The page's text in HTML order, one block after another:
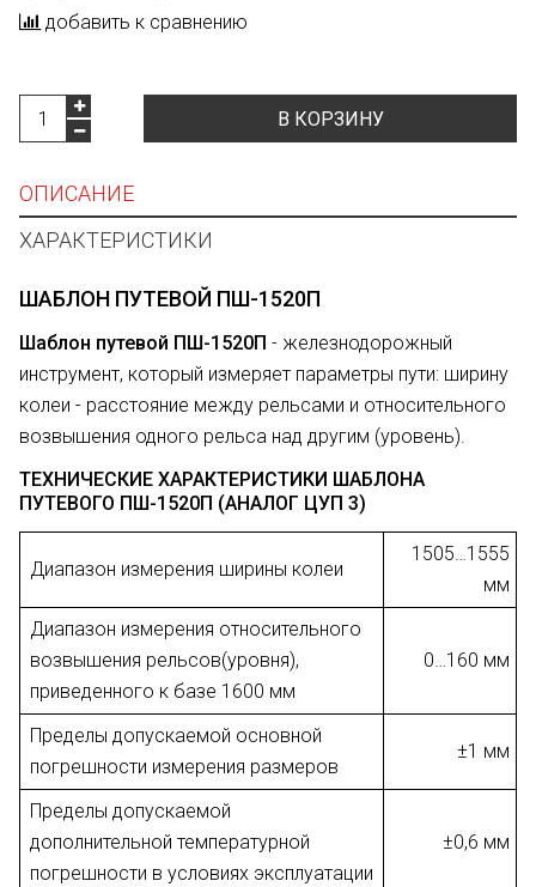
добавить к сравнению
В КОРЗИНУ
ОПИСАНИЕ
ХАРАКТЕРИСТИКИ
ШАБЛОН ПУТЕВОЙ ПШ-1520П
Шаблон путевой ПШ-1520П - железнодорожный
инструмент, который измеряет параметры пути: ширину
колеи - расстояние между рельсами и относительного
возвышения одного рельса над другим (уровень).
ТЕХНИЧЕСКИЕ ХАРАКТЕРИСТИКИ ШАБЛОНА
ПУТЕВОГО ПШ-1520П (АНАЛОГ ЦУП 3)
Диапазон измерения ширины колеи
1505…1555
мм
Диапазон измерения относительного
возвышения рельсов(уровня),
приведенного к базе 1600 мм
0…160 мм
Пределы допускаемой основной
погрешности измерения размеров
±1 мм
Пределы допускаемой
дополнительной температурной
погрешности в условиях эксплуатации
±0,6 мм